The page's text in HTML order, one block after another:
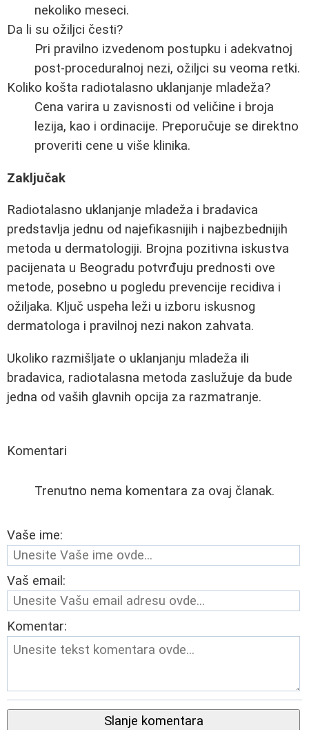
nekoliko meseci.
Da li su ožiljci česti?
Pri pravilno izvedenom postupku i adekvatnoj
post-proceduralnoj nezi, ožiljci su veoma retki.
Koliko košta radiotalasno uklanjanje mladeža?
Cena varira u zavisnosti od veličine i broja
lezija, kao i ordinacije. Preporučuje se direktno
proveriti cene u više klinika.
Zaključak
Radiotalasno uklanjanje mladeža i bradavica
predstavlja jednu od najefikasnijih i najbezbednijih
metoda u dermatologiji. Brojna pozitivna iskustva
pacijenata u Beogradu potvrđuju prednosti ove
metode, posebno u pogledu prevencije recidiva i
ožiljaka. Ključ uspeha leži u izboru iskusnog
dermatologa i pravilnoj nezi nakon zahvata.
Ukoliko razmišljate o uklanjanju mladeža ili
bradavica, radiotalasna metoda zaslužuje da bude
jedna od vaših glavnih opcija za razmatranje.
Komentari
Trenutno nema komentara za ovaj članak.
Vaše ime:
Vaš email:
Komentar:
Slanje komentara